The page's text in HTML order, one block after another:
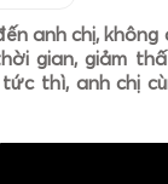
anh chị, không
gian, giảm
thì, anh chị